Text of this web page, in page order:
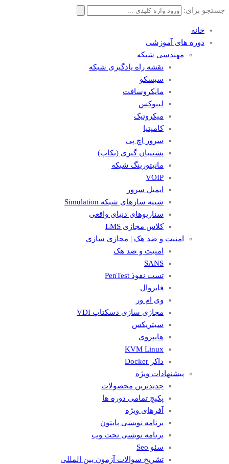
جستجو برای:
خانه
دوره های آموزشی
مهندسی شبکه
نقشه راه یادگیری شبکه
سیسکو
مایکروسافت
لینوکس
میکروتیک
کامپتیا
سرور اچ پی
پشتیبان گیری (بکاپ)
مانيتورينگ شبکه
VOIP
ایمیل سرور
شبیه سازهای شبکه Simulation
سناریوهای دنیای واقعی
کلاس مجازی LMS
امنیت و ضد هک | مجازی سازی
امنیت و ضد هک
SANS
تست نفوذ PenTest
فایروال
وی ام ور
مجازی سازی دسکتاپ VDI
سیتریکس
هایپروی
KVM Linux
داکر Docker
پیشنهادات ویژه
جدیدترین محصولات
پکیچ تمامی دوره ها
آفرهای ویژه
برنامه نویسی پایتون
برنامه نویسی تحت وب
سئو Seo
تشریح سوالات آزمون بین المللی